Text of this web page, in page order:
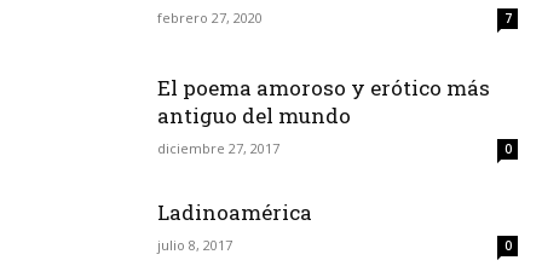
febrero 27, 2020 7
El poema amoroso y erótico más
antiguo del mundo
diciembre 27, 2017 0
Ladinoamérica
julio 8, 2017 0